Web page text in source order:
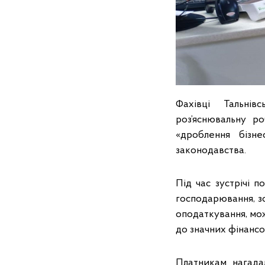
Фахівці
роз’яснювальну
«дроблення
законодавства.
Під час зустрічі
господарювання,
оподаткування,
до значних
Платникам